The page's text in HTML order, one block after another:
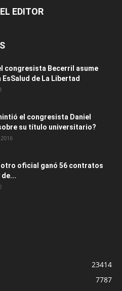
EDITOR
congresista Becerril asume
de La Libertad
el congresista Daniel
su título universitario?
otro oficial ganó 56 contratos
de...
23414
7787